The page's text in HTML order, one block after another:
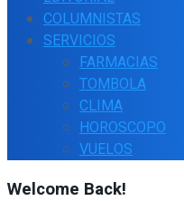
COLUMNISTAS
SERVICIOS
FARMACIAS
TOMBOLA
CLIMA
HOROSCOPO
VUELOS
Welcome Back!